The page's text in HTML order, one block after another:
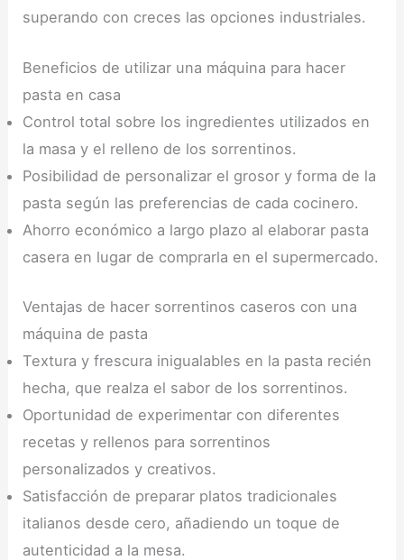
superando con creces las opciones industriales.
Beneficios de utilizar una máquina para hacer
pasta en casa
Control total sobre los ingredientes utilizados en
la masa y el relleno de los sorrentinos.
Posibilidad de personalizar el grosor y forma de la
pasta según las preferencias de cada cocinero.
Ahorro económico a largo plazo al elaborar pasta
casera en lugar de comprarla en el supermercado.
Ventajas de hacer sorrentinos caseros con una
máquina de pasta
Textura y frescura inigualables en la pasta recién
hecha, que realza el sabor de los sorrentinos.
Oportunidad de experimentar con diferentes
recetas y rellenos para sorrentinos
personalizados y creativos.
Satisfacción de preparar platos tradicionales
italianos desde cero, añadiendo un toque de
autenticidad a la mesa.